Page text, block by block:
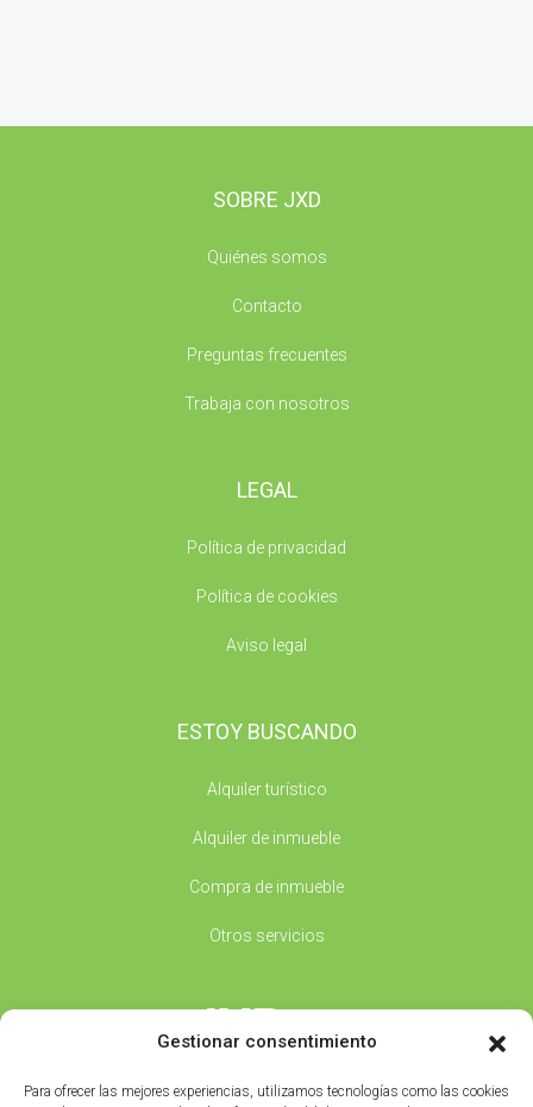
Gestionar consentimiento
Para ofrecer las mejores experiencias, utilizamos tecnologías como las cookies
SOBRE JXD
Quiénes somos
Contacto
Preguntas frecuentes
Trabaja con nosotros
LEGAL
Política de privacidad
Política de cookies
Aviso legal
ESTOY BUSCANDO
Alquiler turístico
Alquiler de inmueble
Compra de inmueble
Otros servicios
Av/ Eugenio Sequeiros 25 Bajo - 36940, Cangas (PO)